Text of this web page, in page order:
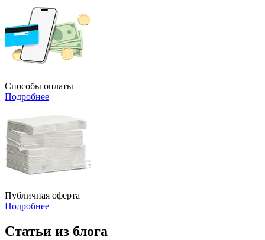
Способы оплаты
Подробнее
Публичная оферта
Подробнее
Статьи из блога